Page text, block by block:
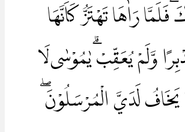
رَاٰهَا تَهْتَزُّ كَاَنَّهَا
وَّلَمْ يُعَقِّبْۗ يٰمُوْسٰى لَا
يَخَافُ لَدَيَّ الْمُرْسَلُوْنَ